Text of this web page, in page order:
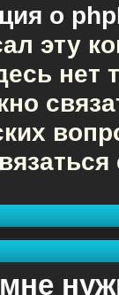
о
эту
нет